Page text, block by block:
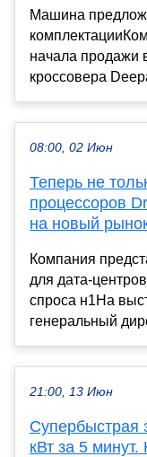
Машина
начала продажи
кроссовера
08:00, 02 Июн
Теперь не
процессоров
на новый
Компания
для дата-
спроса н1На
генеральный
21:00, 13 Июн
Супербыстрая
кВт за 5